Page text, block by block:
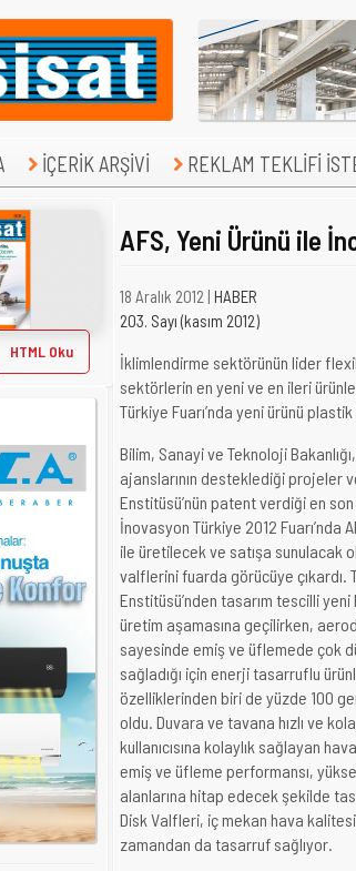
İÇERİK ARŞİVİ REKLAM TEKLİFİ
HTML Oku
AFS, Yeni Ürünü ile
18 Aralık 2012 | HABER
203. Sayı (kasım 2012)
İklimlendirme sektörünün lider
sektörlerin en yeni ve en ileri
Türkiye Fuarı’nda yeni ürünü
Bilim, Sanayi ve Teknoloji
ajanslarının desteklediği projeler
Enstitüsü’nün patent verdiği en
İnovasyon Türkiye 2012 Fuarı’nda
ile üretilecek ve satışa sunulacak
valflerini fuarda görücüye çıkardı.
Enstitüsü’nden tasarım tescilli
üretim aşamasına geçilirken,
sayesinde emiş ve üflemede çok
sağladığı için enerji tasarruflu
özelliklerinden biri de yüzde 100
oldu. Duvara ve tavana hızlı ve
kullanıcısına kolaylık sağlayan
emiş ve üfleme performansı,
alanlarına hitap edecek şekilde
Disk Valfleri, iç mekan hava
zamandan da tasarruf sağlıyor.